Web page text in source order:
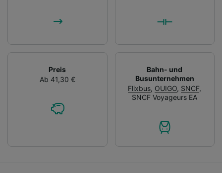
Preis
Ab 41,30 €
Bahn- und
Busunternehmen
Flixbus, OUIGO, SNCF,
SNCF Voyageurs EA